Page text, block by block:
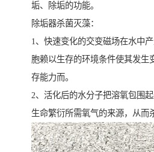
垢、除垢的功能。
除垢器杀菌灭藻：
1、快速变化的交变磁场在水中
胞赖以生存的环境条件使其发生
存能力而。
2、活化后的水分子把溶氧包围
生命繁衍所需氧气的来源，从而